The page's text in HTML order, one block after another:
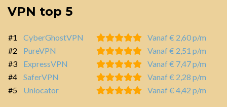
VPN top 5
#1 CyberGhostVPN
Vanaf € 2,60 p/m
#2
PureVPN
Vanaf € 2,51 p/m
#3
ExpressVPN
Vanaf € 7,47 p/m
#4
SaferVPN
Vanaf € 2,28 p/m
#5
Unlocator Vanaf € 4,42 p/m